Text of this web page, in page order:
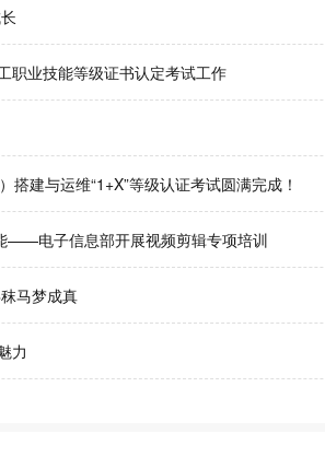
职业技能等级证书认定考试工作
搭建与运维“1+X”等级认证考试圆满完成！
——电子信息部开展视频剪辑专项培训
马梦成真
力